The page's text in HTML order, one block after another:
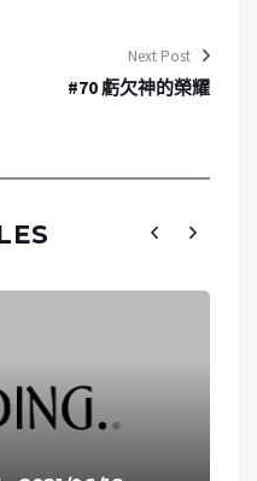
Next Post
#70 虧欠神的榮耀